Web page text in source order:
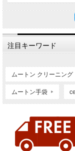
注目キーワード
ムートン クリーニング
ムートン手袋